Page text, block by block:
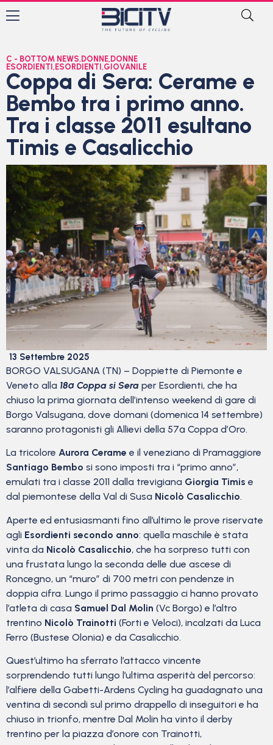
C - BOTTOM NEWS, DONNE, DONNE
ESORDIENTI , ESORDIENTI ,GIOVANILE
Coppa di Sera: Cerame e
Bembo tra i primo anno.
Tra i classe 2011 esultano
Timis e Casalicchio
13 Settembre 2025
BORGO VALSUGANA (TN) – Doppiette di Piemonte e
Veneto alla 18ª Coppa si Sera per Esordienti, che ha
chiuso la prima giornata dell’intenso weekend di gare di
Borgo Valsugana, dove domani (domenica 14 settembre)
saranno protagonisti gli Allievi della 57ª Coppa d’Oro.
La tricolore Aurora Cerame e il veneziano di Pramaggiore
Santiago Bembo si sono imposti tra i “primo anno”,
emulati tra i classe 2011 dalla trevigiana Giorgia Timis e
dal piemontese della Val di Susa Nicolò Casalicchio.
Aperte ed entusiasmanti fino all’ultimo le prove riservate
agli Esordienti secondo anno: quella maschile è stata
vinta da Nicolò Casalicchio, che ha sorpreso tutti con
una frustata lungo la seconda delle due ascese di
Roncegno, un “muro” di 700 metri con pendenze in
doppia cifra. Lungo il primo passaggio ci hanno provato
l’atleta di casa Samuel Dal Molin (Vc Borgo) e l’altro
trentino Nicolò Trainotti (Forti e Veloci), incalzati da Luca
Ferro (Bustese Olonia) e da Casalicchio.
Quest’ultimo ha sferrato l’attacco vincente
sorprendendo tutti lungo l’ultima asperità del percorso:
l’alfiere della Gabetti-Ardens Cycling ha guadagnato una
ventina di secondi sul primo drappello di inseguitori e ha
chiuso in trionfo, mentre Dal Molin ha vinto il derby
trentino per la piazza d’onore con Trainotti,